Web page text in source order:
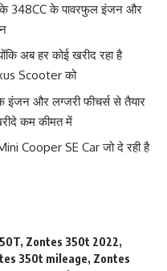
348CC के पावरफुल इंजन और
अब हर कोई खरीद रहा है
Scooter को
इंजन और लग्जरी फीचर्स से तैयार
कम कीमत में
Cooper SE Car जो दे रही है
, Zontes 350t 2022,
350t mileage, Zontes